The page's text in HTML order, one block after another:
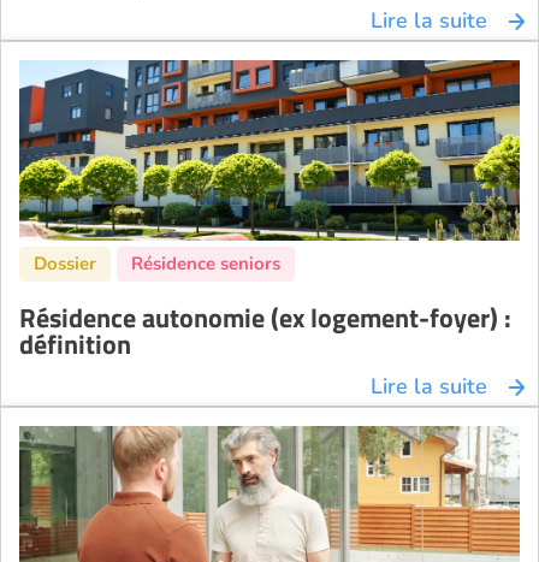
Lire la suite
Résidence autonomie (ex logement-foyer) :
définition
Lire la suite